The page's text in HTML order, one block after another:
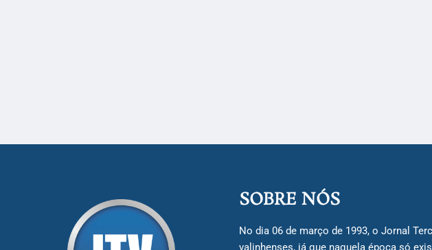
SOBRE NÓS
No dia 06 de março de 1993, o Jornal
valinhenses, já que naquela época só